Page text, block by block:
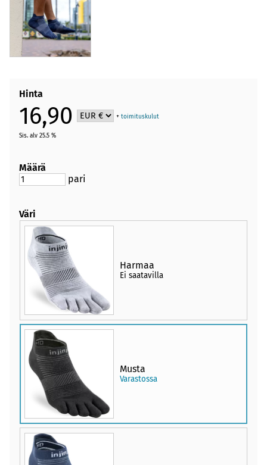
Hinta
16,90 +toimituskulut
Sis. alv 25.5 %
Määrä
pari
Väri
Harmaa
Ei saatavilla
Musta
Varastossa